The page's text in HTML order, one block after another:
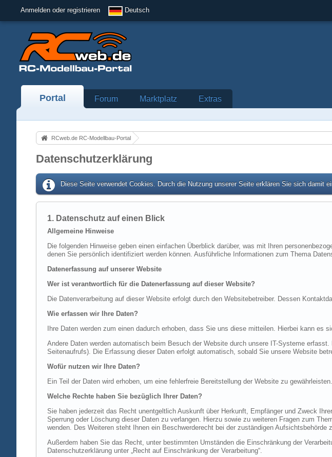
Anmelden oder registrieren Deutsch
Portal Forum Marktplatz Extras
RCweb.de RC-Modellbau-Portal
Datenschutzerklärung
Diese Seite verwendet Cookies. Durch die Nutzung unserer Seite erklären Sie sich damit
1. Datenschutz auf einen Blick
Allgemeine Hinweise
Die folgenden Hinweise geben einen einfachen Überblick darüber, was mit Ihren
denen Sie persönlich identifiziert werden können. Ausführliche Informationen zum Thema
Datenerfassung auf unserer Website
Wer ist verantwortlich für die Datenerfassung auf dieser Website?
Die Datenverarbeitung auf dieser Website erfolgt durch den Websitebetreiber. Dessen
Wie erfassen wir Ihre Daten?
Ihre Daten werden zum einen dadurch erhoben, dass Sie uns diese mitteilen. Hierbei kann es
Andere Daten werden automatisch beim Besuch der Website durch unsere IT-Systeme
Seitenaufrufs). Die Erfassung dieser Daten erfolgt automatisch, sobald Sie unsere Website
Wofür nutzen wir Ihre Daten?
Ein Teil der Daten wird erhoben, um eine fehlerfreie Bereitstellung der Website zu
Welche Rechte haben Sie bezüglich Ihrer Daten?
Sie haben jederzeit das Recht unentgeltlich Auskunft über Herkunft, Empfänger und Zweck
Sperrung oder Löschung dieser Daten zu verlangen. Hierzu sowie zu weiteren Fragen zum
wenden. Des Weiteren steht Ihnen ein Beschwerderecht bei der zuständigen Aufsichtsbehörde
Außerdem haben Sie das Recht, unter bestimmten Umständen die Einschränkung der
Datenschutzerklärung unter „Recht auf Einschränkung der Verarbeitung“.